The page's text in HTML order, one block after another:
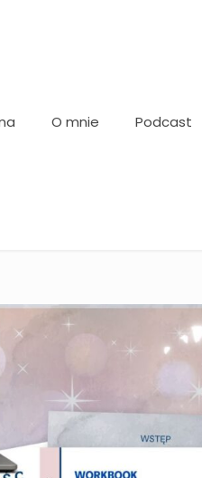
O mnie Podcast